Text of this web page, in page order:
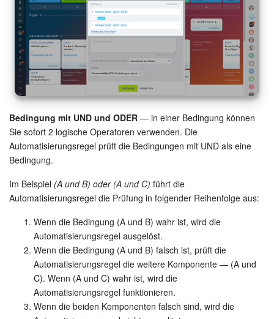
Bedingung mit UND und ODER — in einer Bedingung können
Sie sofort 2 logische Operatoren verwenden. Die
Automatisierungsregel prüft die Bedingungen mit UND als eine
Bedingung.
Im Beispiel (A und B) oder (A und C) führt die
Automatisierungsregel die Prüfung in folgender Reihenfolge aus:
Wenn die Bedingung (A und B) wahr ist, wird die
Automatisierungsregel ausgelöst.
Wenn die Bedingung (A und B) falsch ist, prüft die
Automatisierungsregel die weitere Komponente — (A und
C). Wenn (A und C) wahr ist, wird die
Automatisierungsregel funktionieren.
Wenn die beiden Komponenten falsch sind, wird die